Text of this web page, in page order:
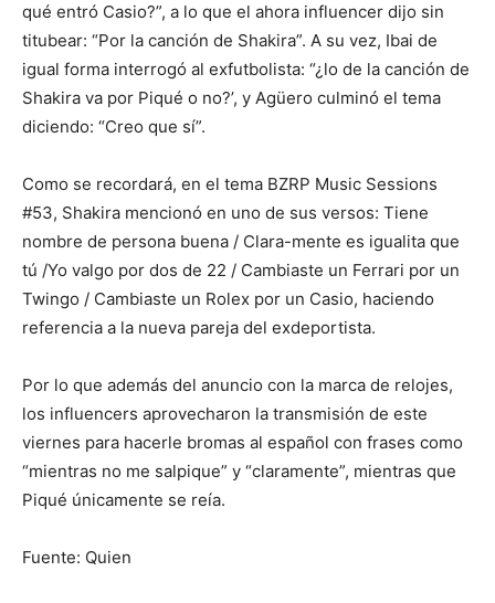
qué entró Casio?”, a lo que el ahora influencer dijo sin
titubear: “Por la canción de Shakira”. A su vez, Ibai de
igual forma interrogó al exfutbolista: “¿lo de la canción de
Shakira va por Piqué o no?’, y Agüero culminó el tema
diciendo: “Creo que sí”.
Como se recordará, en el tema BZRP Music Sessions
#53, Shakira mencionó en uno de sus versos: Tiene
nombre de persona buena / Clara-mente es igualita que
tú /Yo valgo por dos de 22 / Cambiaste un Ferrari por un
Twingo / Cambiaste un Rolex por un Casio, haciendo
referencia a la nueva pareja del exdeportista.
Por lo que además del anuncio con la marca de relojes,
los influencers aprovecharon la transmisión de este
viernes para hacerle bromas al español con frases como
“mientras no me salpique” y “claramente”, mientras que
Piqué únicamente se reía.
Fuente: Quien